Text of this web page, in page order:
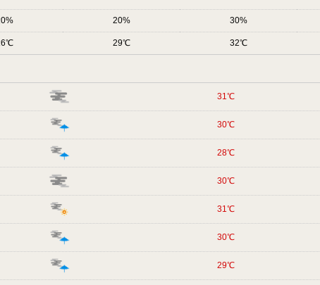
20 30
29 32
31
30
28
30
31
30
29